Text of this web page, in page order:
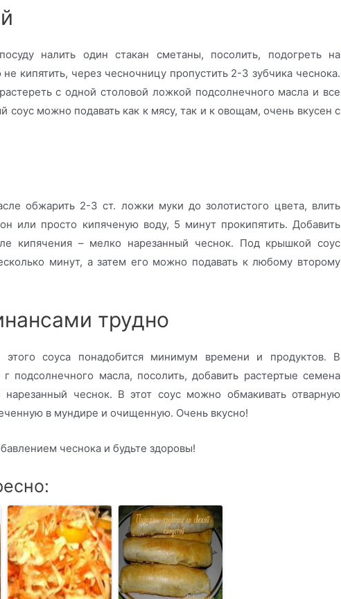
налить один стакан сметаны, посолить, подогреть на
кипятить, через чесночницу пропустить 2-3 зубчика чеснока.
с одной столовой ложкой подсолнечного масла и все
соус можно подавать как к мясу, так и к овощам, очень вкусен с
обжарить 2-3 ст. ложки муки до золотистого цвета, влить
или просто кипяченую воду, 5 минут прокипятить. Добавить
кипячения – мелко нарезанный чеснок. Под крышкой соус
минут, а затем его можно подавать к любому второму
трудно
этого соуса понадобится минимум времени и продуктов. В
г подсолнечного масла, посолить, добавить растертые семена
чеснок. В этот соус можно обмакивать отварную
в мундире и очищенную. Очень вкусно!
чеснока и будьте здоровы!